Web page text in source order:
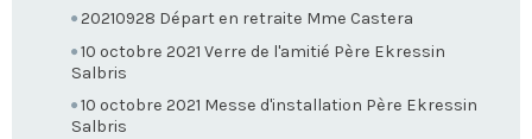
20210928 Départ en retraite Mme Castera
10 octobre 2021 Verre de l'amitié Père Ekressin
Salbris
10 octobre 2021 Messe d'installation Père Ekressin
Salbris